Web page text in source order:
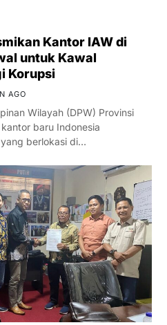
Kantor IAW di
untuk Kawal
Korupsi
AGO
Wilayah (DPW) Provinsi
baru Indonesia
berlokasi di…